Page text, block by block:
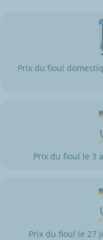
Prix du fioul
Prix du fioul le 3
Prix du fioul le 27